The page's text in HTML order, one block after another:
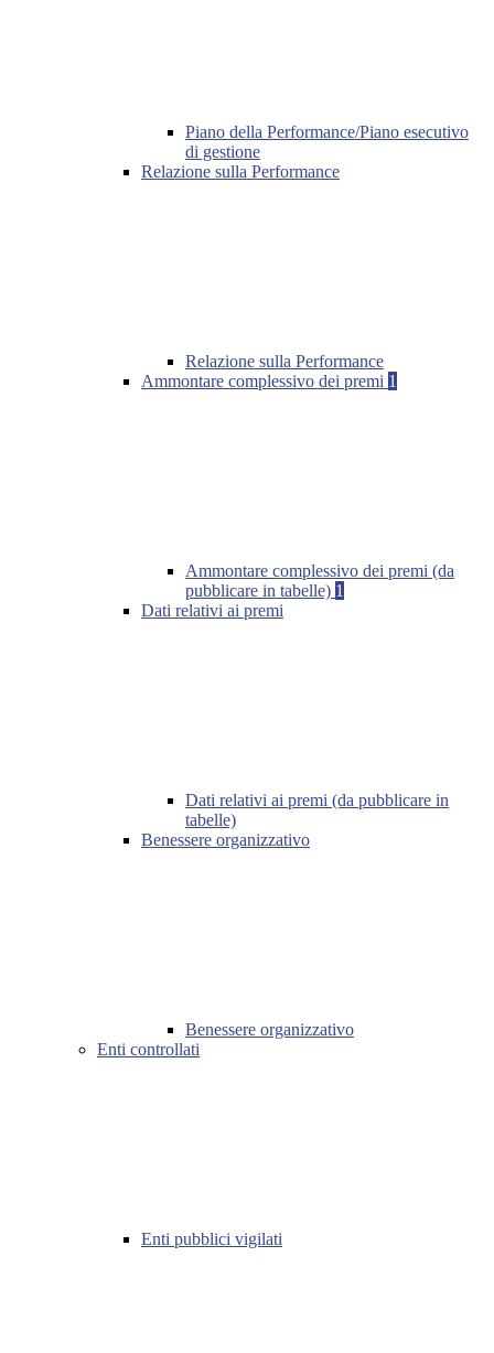
Piano della Performance/Piano esecutivo
di gestione
Relazione sulla Performance
Relazione sulla Performance
Ammontare complessivo dei premi 1
Ammontare complessivo dei premi (da
pubblicare in tabelle) 1
Dati relativi ai premi
Dati relativi ai premi (da pubblicare in
tabelle)
Benessere organizzativo
Benessere organizzativo
Enti controllati
Enti pubblici vigilati